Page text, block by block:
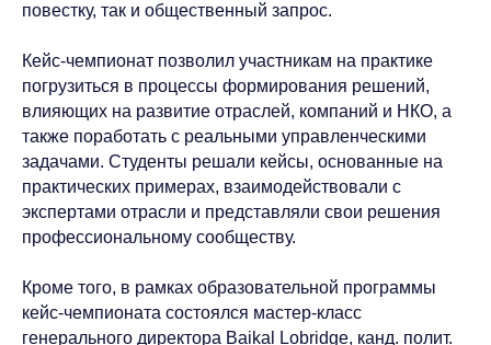
повестку, так и общественный запрос.
Кейс-чемпионат позволил участникам на практике
погрузиться в процессы формирования решений,
влияющих на развитие отраслей, компаний и НКО, а
также поработать с реальными управленческими
задачами. Студенты решали кейсы, основанные на
практических примерах, взаимодействовали с
экспертами отрасли и представляли свои решения
профессиональному сообществу.
Кроме того, в рамках образовательной программы
кейс-чемпионата состоялся мастер-класс
генерального директора Baikal Lobridge, канд. полит.